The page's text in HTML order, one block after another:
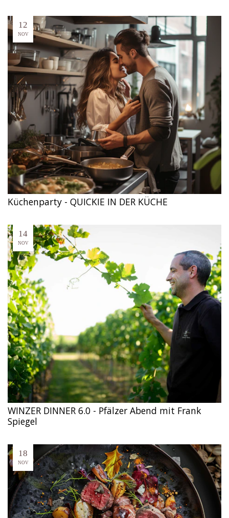
12
NOV
Küchenparty - QUICKIE IN DER KÜCHE
14
NOV
WINZER DINNER 6.0 - Pfälzer Abend mit Frank
Spiegel
18
NOV